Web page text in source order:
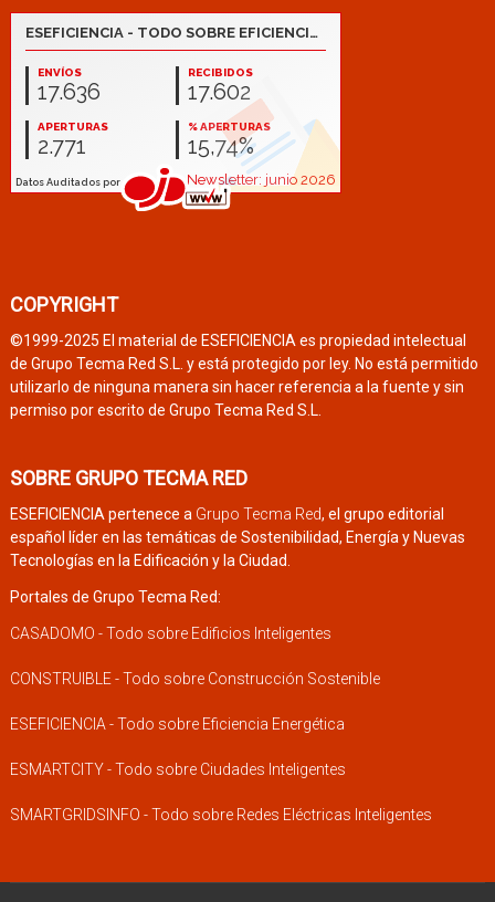
COPYRIGHT
©1999-2025 El material de ESEFICIENCIA es propiedad intelectual
de Grupo Tecma Red S.L. y está protegido por ley. No está permitido
utilizarlo de ninguna manera sin hacer referencia a la fuente y sin
permiso por escrito de Grupo Tecma Red S.L.
SOBRE GRUPO TECMA RED
ESEFICIENCIA pertenece a Grupo Tecma Red, el grupo editorial
español líder en las temáticas de Sostenibilidad, Energía y Nuevas
Tecnologías en la Edificación y la Ciudad.
Portales de Grupo Tecma Red:
CASADOMO - Todo sobre Edificios Inteligentes
CONSTRUIBLE - Todo sobre Construcción Sostenible
ESEFICIENCIA - Todo sobre Eficiencia Energética
ESMARTCITY - Todo sobre Ciudades Inteligentes
SMARTGRIDSINFO - Todo sobre Redes Eléctricas Inteligentes